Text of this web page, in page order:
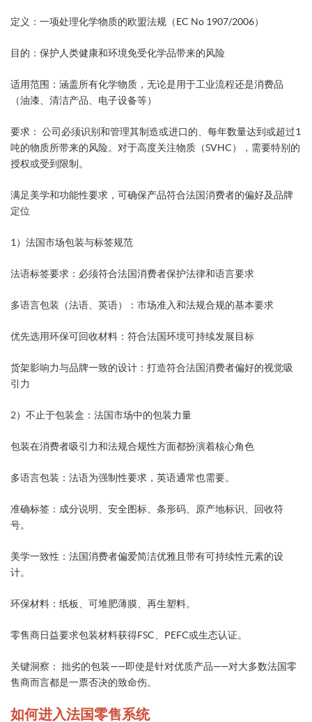
定义：一项处理化学物质的欧盟法规（EC No 1907/2006）
目的：保护人类健康和环境免受化学品带来的风险
适用范围：涵盖所有化学物质，无论是用于工业流程还是消费品
（油漆、清洁产品、电子设备等）
要求： 公司必须识别和管理其制造或进口的、每年数量达到或超过1
吨的物质所带来的风险。对于高度关注物质（SVHC），需要特别的
授权或受到限制。
满足美学和功能性要求，可确保产品符合法国消费者的偏好及品牌
定位
1）法国市场包装与标签规范
法语标签要求：必须符合法国消费者保护法律和语言要求
多语言包装（法语、英语）：市场准入和法规合规的基本要求
优先选用环保可回收材料：符合法国环境可持续发展目标
货架影响力与品牌一致的设计：打造符合法国消费者偏好的视觉吸
引力
2）不止于包装盒：法国市场中的包装力量
包装在消费者吸引力和法规合规性方面都扮演着核心角色
多语言包装：法语为强制性要求，英语通常也需要。
准确标签：成分说明、安全图标、条形码、原产地标识、回收符
号。
美学一致性：法国消费者偏爱简洁优雅且带有可持续性元素的设
计。
环保材料：纸板、可堆肥薄膜、再生塑料。
零售商日益要求包装材料获得FSC、PEFC或生态认证。
关键洞察： 拙劣的包装——即使是针对优质产品——对大多数法国零
售商而言都是一票否决的致命伤。
如何进入法国零售系统